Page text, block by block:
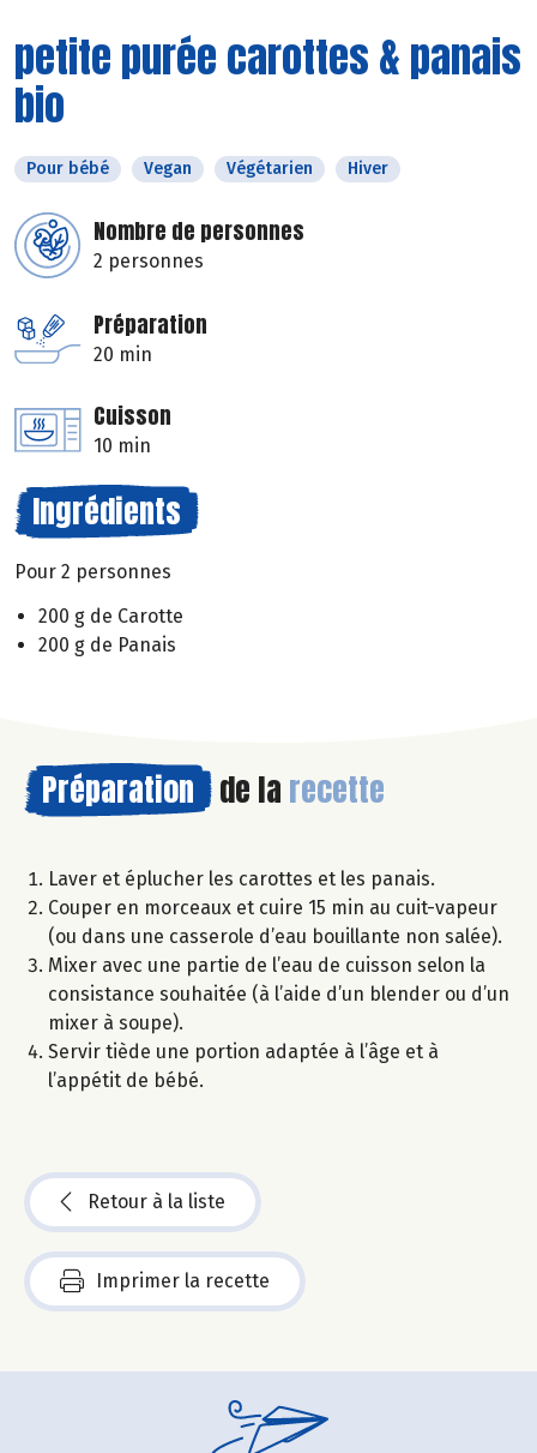
petite purée carottes & panais
bio
Pour bébé Vegan Végétarien Hiver
Nombre de personnes
2 personnes
Préparation
20 min
Cuisson
10 min
Ingrédients
Pour 2 personnes
200 g de Carotte
200 g de Panais
Préparation de la recette
Laver et éplucher les carottes et les panais.
Couper en morceaux et cuire 15 min au cuit-vapeur
(ou dans une casserole d’eau bouillante non salée).
Mixer avec une partie de l’eau de cuisson selon la
consistance souhaitée (à l’aide d’un blender ou d’un
mixer à soupe).
Servir tiède une portion adaptée à l’âge et à
l’appétit de bébé.
Retour à la liste
Imprimer la recette